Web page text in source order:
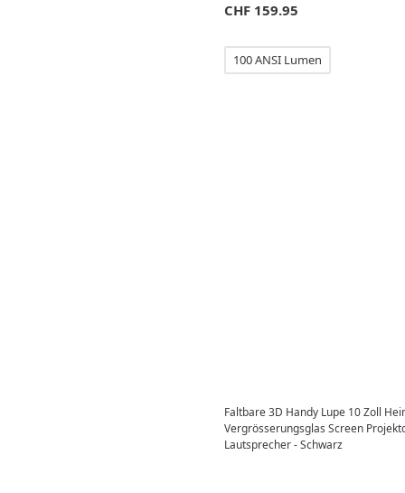
CHF 159.95
100 ANSI Lumen
Faltbare 3D Handy Lupe 10 Zoll
Vergrösserungsglas Screen
Lautsprecher - Schwarz